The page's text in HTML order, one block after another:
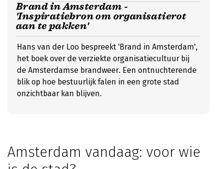
Brand in Amsterdam -
'Inspiratiebron om organisatierot
aan te pakken'
Hans van der Loo bespreekt 'Brand in Amsterdam',
het boek over de verziekte organisatiecultuur bij
de Amsterdamse brandweer. Een ontnuchterende
blik op hoe bestuurlijk falen in een grote stad
onzichtbaar kan blijven.
Amsterdam vandaag: voor wie